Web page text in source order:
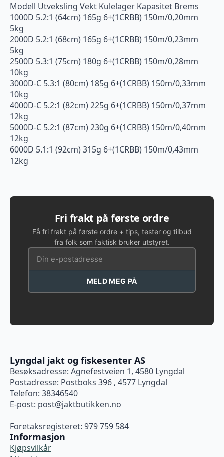
Modell Utveksling Vekt Kulelager Kapasitet Brems
1000D 5.2:1 (64cm) 165g 6+(1CRBB) 150m/0,20mm
5kg
2000D 5.2:1 (68cm) 165g 6+(1CRBB) 150m/0,23mm
5kg
2500D 5.3:1 (75cm) 180g 6+(1CRBB) 150m/0,28mm
10kg
3000D-C 5.3:1 (80cm) 185g 6+(1CRBB) 150m/0,33mm
10kg
4000D-C 5.2:1 (82cm) 225g 6+(1CRBB) 150m/0,37mm
12kg
5000D-C 5.2:1 (87cm) 230g 6+(1CRBB) 150m/0,40mm
12kg
6000D 5.1:1 (92cm) 315g 6+(1CRBB) 150m/0,43mm
12kg
Fri frakt på første ordre
Få fri frakt på første ordre + tips, tester og tilbud
fra folk som faktisk bruker utstyret.
MELD MEG PÅ
Lyngdal jakt og fiskesenter AS
Besøksadresse: Agnefestveien 1, 4580 Lyngdal
Postadresse: Postboks 396 , 4577 Lyngdal
Telefon: 38346540
E-post: post@jaktbutikken.no
Foretaksregisteret: 979 759 584
Informasjon
Kjøpsvilkår